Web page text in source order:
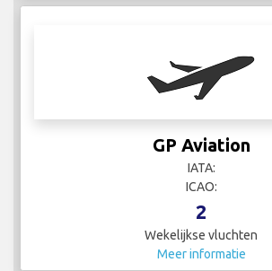
GP Aviation
IATA:
ICAO:
2
Wekelijkse vluchten
Meer informatie